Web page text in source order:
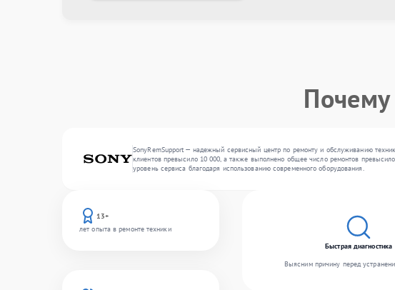
SonyRemSupport — надежный сервисный центр по ремонту и обслуживанию
клиентов превысило 10 000, а также выполнено общее число ремонтов
уровень сервиса благодаря использованию современного оборудования.
13+
лет опыта в ремонте техники
Быстрая диагностика
Выясним причину перед